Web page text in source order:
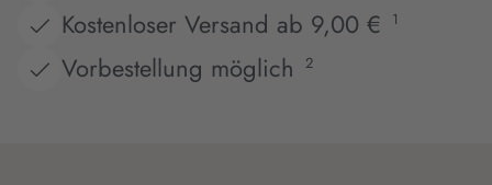
Kostenloser Versand ab 9,00 €
1
Vorbestellung möglich 2